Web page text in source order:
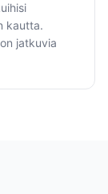
kautta.
jatkuvia